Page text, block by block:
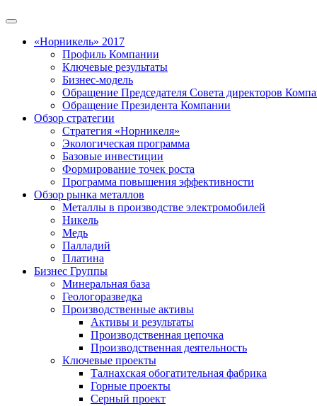
«Норникель» 2017
Профиль Компании
Ключевые результаты
Бизнес-модель
Обращение Председателя Совета директоров
Обращение Президента Компании
Обзор стратегии
Стратегия «Норникеля»
Экологическая программа
Базовые инвестиции
Формирование точек роста
Программа повышения эффективности
Обзор рынка металлов
Металлы в производстве электромобилей
Никель
Медь
Палладий
Платина
Бизнес Группы
Минеральная база
Геологоразведка
Производственные активы
Активы и результаты
Производственная цепочка
Производственная деятельность
Ключевые проекты
Талнахская обогатительная фабрика
Горные проекты
Серный проект